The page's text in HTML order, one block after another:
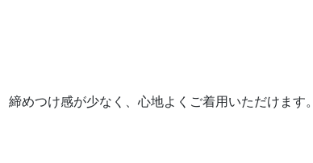
めつけ感が少なく、心地よくご着用いただけます。